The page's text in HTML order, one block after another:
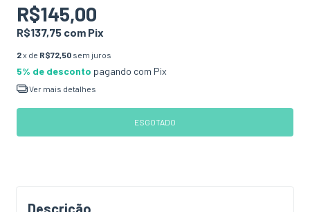
R$145,00
R$137,75 com Pix
2x de R$72,50 sem juros
5% de desconto pagando com Pix
Ver mais detalhes
Descrição